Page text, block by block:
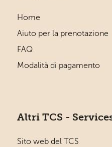
Home
Aiuto per la prenotazione
FAQ
Modalità di pagamento
Altri TCS -
Sito web del TCS